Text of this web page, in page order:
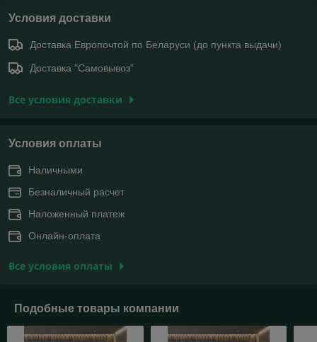
Условия доставки
Доставка Европочтой по Беларуси (до пункта выдачи)
Доставка "Самовывоз"
Все условия доставки
Условия оплаты
Наличными
Безналичный расчет
Наложенный платеж
Онлайн-оплата
Все условия оплаты
Подобные товары компании